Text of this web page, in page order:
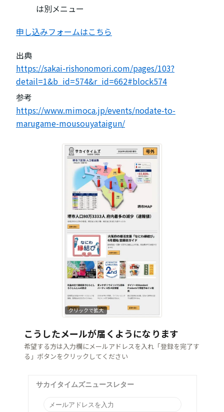
は別メニュー
申し込みフォームはこちら
出典
https://sakai-rishonomori.com/pages/103?
detail=1&b_id=574&r_id=662#block574
参考
https://www.mimoca.jp/events/nodate-to-
marugame-mousouyataigun/
クリックで拡大
こうしたメールが届くようになります
希望する方は入力欄にメールアドレスを入れ「登録を完了す
る」ボタンをクリックしてください